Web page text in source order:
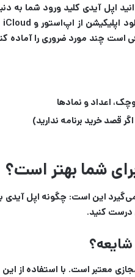
اپل آیدی کلید ورود شما
چند مورد ضروری را آماده
قصد خرید برنامه ندارید)
شما بهتر است؟
می‌گیرد این است: چگونه اپل
درست کنید.
معتبر است. با استفاده از این